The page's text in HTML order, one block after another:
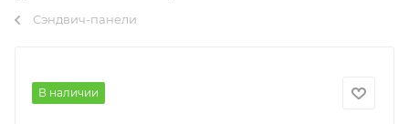
Сэндвич-панели
В наличии